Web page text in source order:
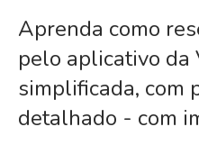
Aprenda como
pelo aplicativo da
simplificada, com
detalhado - com